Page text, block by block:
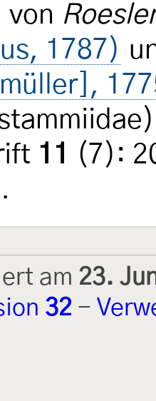
von
1787)
11 (7):
am 23.
32 -